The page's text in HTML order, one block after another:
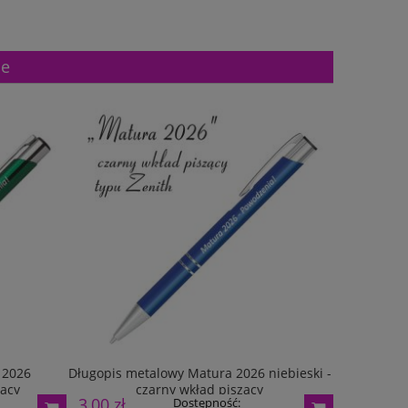
Długopis metalowy Matura 2026 niebieski -
czarny wkład piszący
Dostępność: